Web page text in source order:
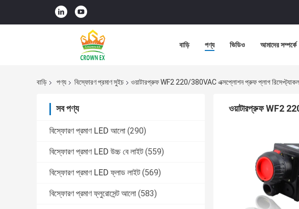
বাড়ি পণ্য ভিডিও আমাদের সম্পর্কে
বাড়ি পণ্য বিস্ফোরণ প্রমাণ সুইচ ওয়াটারপ্রুফ WF2 220/380VAC এক্সপ্লোশন প্রুফ প্লাগ রিসেপ্ট্যাকল
সব পণ্য
বিস্ফোরণ প্রমাণ LED আলো (290)
বিস্ফোরণ প্রমাণ LED উচ্চ বে লাইট (559)
বিস্ফোরণ প্রমাণ LED ফ্লাড লাইট (569)
বিস্ফোরণ প্রমাণ ফ্লুরোসেন্ট আলো (583)
ওয়াটারপ্রুফ WF2